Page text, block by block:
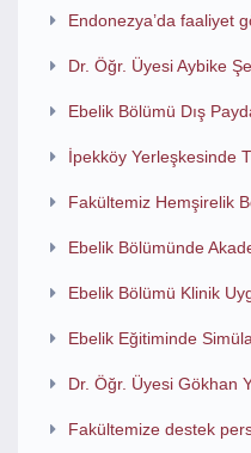
Endonezya’da faaliyet
Dr. Öğr. Üyesi Aybike
Ebelik Bölümü Dış
İpekköy Yerleşkesinde
Fakültemiz Hemşirelik
Ebelik Bölümünde
Ebelik Bölümü Klinik
Ebelik Eğitiminde
Dr. Öğr. Üyesi Gökhan
Fakültemize destek